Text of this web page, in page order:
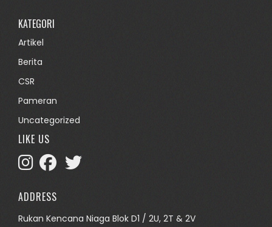
KATEGORI
Artikel
Berita
CSR
Pameran
Uncategorized
LIKE US
ADDRESS
Rukan Kencana Niaga Blok D1 / 2U, 2T & 2V